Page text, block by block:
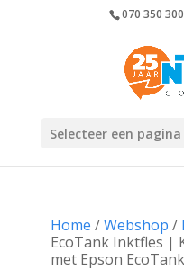
070 350
Selecteer een pagina
Home /Webshop /
EcoTank Inktfles |
met Epson